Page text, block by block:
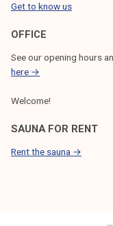
Get to know us
OFFICE
See our opening hours
here →
Welcome!
SAUNA FOR RENT
Rent the sauna →